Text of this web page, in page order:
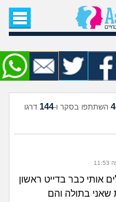
הבית
שאלה
חדשות
שעוררו עניין
חדשות
קורה כאן?
השתתפו בסקר ו-144 דרגו
אותי כבר בדייט ראשון
בתולה והם